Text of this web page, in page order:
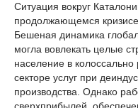
Ситуация вокруг
продолжающемся
Бешеная динамика
могла вовлекать целые
население в
секторе услуг при
производства. Однако